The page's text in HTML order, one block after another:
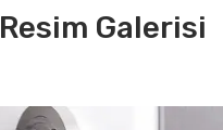
Resim Galerisi